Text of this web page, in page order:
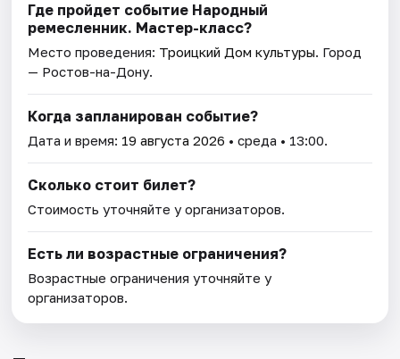
Где пройдет событие Народный
ремесленник. Мастер-класс?
Место проведения: Троицкий Дом культуры. Город
— Ростов-на-Дону.
Когда запланирован событие?
Дата и время: 19 августа 2026 • среда • 13:00.
Сколько стоит билет?
Стоимость уточняйте у организаторов.
Есть ли возрастные ограничения?
Возрастные ограничения уточняйте у
организаторов.